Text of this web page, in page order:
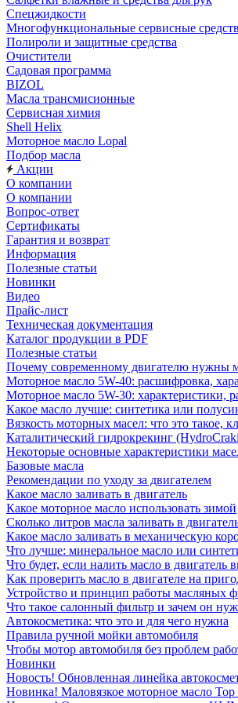
Спецжидкости
Многофункциональные сервисные
Полироли и защитные средства
Очистители
Садовая программа
BIZOL
Масла трансмисионные
Сервисная химия
Shell Helix
Моторное масло Lopal
Подбор масла
Акции
О компании
О компании
Вопрос-ответ
Сертификаты
Гарантия и возврат
Информация
Полезные статьи
Новинки
Видео
Прайс-лист
Техническая документация
Каталог продукции в PDF
Полезные статьи
Почему современному двигателю нужны
Моторное масло 5W-40: расшифровка,
Моторное масло 5W-30: характеристики,
Какое масло лучше: синтетика или
Вязкость моторных масел: что это такое,
Каталитический гидрокрекинг
Некоторые основные характеристики
Базовые масла
Рекомендации по уходу за двигателем
Какое масло заливать в двигатель
Какое моторное масло использовать зимой
Сколько литров масла заливать в
Какое масло заливать в механическую
Что лучше: минеральное масло или
Что будет, если налить масло в
Как проверить масло в двигателе на
Устройство и принцип работы масляных
Что такое салонный фильтр и зачем он
Автокосметика: что это и для чего нужна
Правила ручной мойки автомобиля
Чтобы мотор автомобиля без проблем
Новинки
Новость! Обновленная линейка
Новинка! Маловязкое моторное масло Top